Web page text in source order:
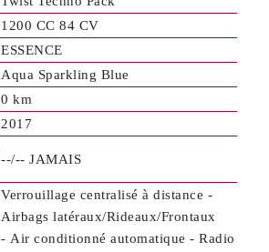
1200 CC 84 CV
ESSENCE
Aqua Sparkling Blue
0 km
2017
--/-- JAMAIS
Verrouillage centralisé à distance -
Airbags latéraux/Rideaux/Frontaux
- Air conditionné automatique - Radio